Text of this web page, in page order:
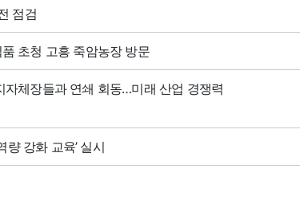
점검
초청 고흥 죽암농장 방문
자체장들과 연쇄 회동…미래 산업 경쟁력
량 강화 교육’ 실시